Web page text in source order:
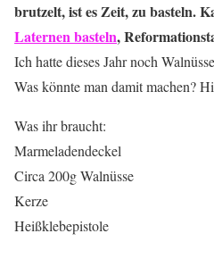
brutzelt, ist es Zeit, zu basteln.
Laternen basteln,
Ich hatte dieses Jahr noch
Was könnte man damit machen?
Was ihr braucht:
Marmeladendeckel
Circa 200g Walnüsse
Kerze
Heißklebepistole